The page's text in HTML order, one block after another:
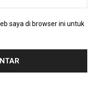
saya di browser ini untuk